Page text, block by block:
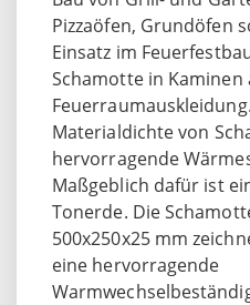
Pizzaöfen, Grundöfen
Einsatz im
Schamotte in Kaminen
Materialdichte von
hervorragende
Maßgeblich dafür ist
Tonerde. Die
500x250x25 mm
eine hervorragende